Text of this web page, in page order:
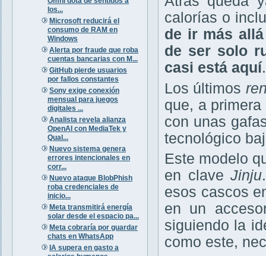
los...
Microsoft reducirá el
consumo de RAM en
Windows
Alerta por fraude que roba
cuentas bancarias con M...
GitHub pierde usuarios
por fallos constantes
Sony exige conexión
mensual para juegos
digitales ...
Analista revela alianza
OpenAI con MediaTek y
Qual...
Nuevo sistema genera
errores intencionales en
corr...
Nuevo ataque BlobPhish
roba credenciales de
inicio...
Meta transmitirá energía
solar desde el espacio pa...
Meta cobraría por guardar
chats en WhatsApp
IA supera en gasto a
calorías o
de ir más
de ser solo
casi está aquí.
Los últimos
que, a
con unas
tecnológico
Este modelo
en claveJinju
esos cascos
en un
siguiendo la
como este,